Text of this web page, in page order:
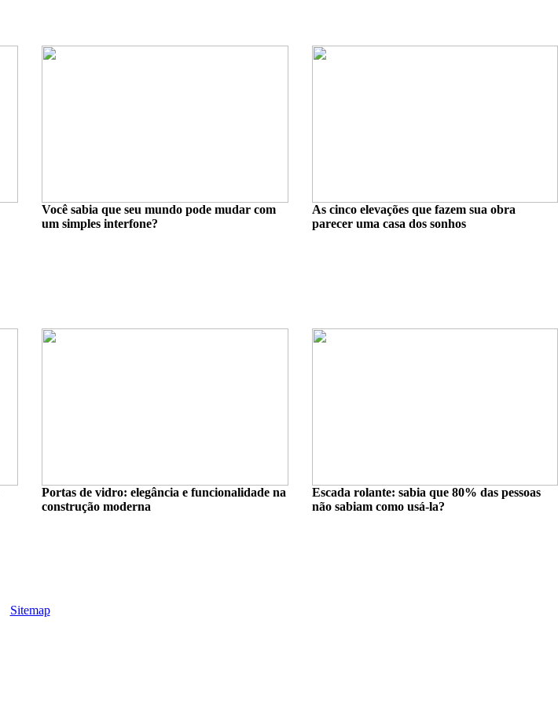
Você sabia que seu mundo pode mudar com
um simples interfone?
As cinco elevações que fazem sua obra
parecer uma casa dos sonhos
Portas de vidro: elegância e funcionalidade na
construção moderna
Escada rolante: sabia que 80% das pessoas
não sabiam como usá-la?
Sitemap